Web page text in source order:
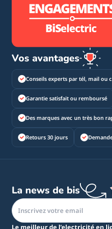
Vos avantages
Conseils experts par tél, mail ou
Garantie satisfait ou remboursé
Des marques avec un très bon
Retours 30 jours
La news de bis
Le meilleur de l’electricité en